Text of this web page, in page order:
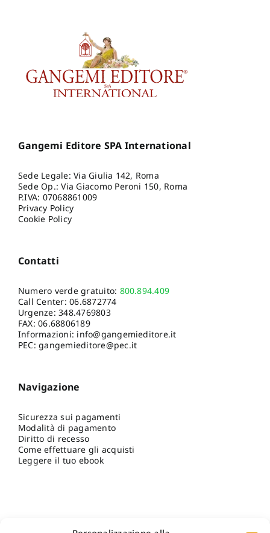
Gangemi Editore SPA International
Sede Legale: Via Giulia 142, Roma
Sede Op.: Via Giacomo Peroni 150, Roma
P.IVA: 07068861009
Privacy Policy
Cookie Policy
Contatti
Numero verde gratuito: 800.894.409
Call Center:06.6872774
Urgenze:348.4769803
FAX: 06.68806189
Informazioni: info@gangemieditore.it
PEC: gangemieditore@pec.it
Navigazione
Sicurezza sui pagamenti
Modalità di pagamento
Diritto di recesso
Come effettuare gli acquisti
Leggere il tuo ebook